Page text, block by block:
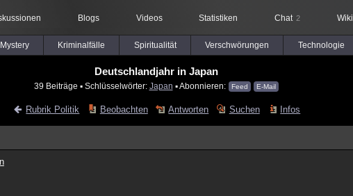
Blogs Videos Statistiken Chat 2 Wiki
Mystery Kriminalfälle Spiritualität Verschwörungen Technologie
Deutschlandjahr in Japan
39 Beiträge ▪ Schlüsselwörter: Japan ▪ Abonnieren: Feed E-Mail
Rubrik Politik Beobachten Antworten Suchen Infos